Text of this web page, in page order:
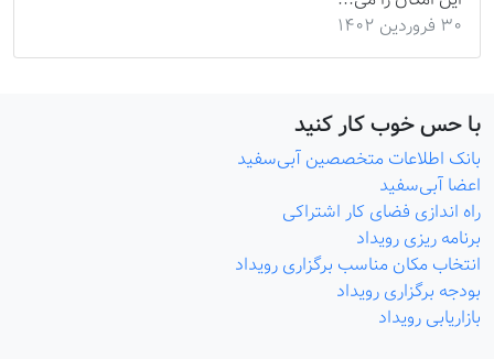
۳۰ فروردین ۱۴۰۲
با حس خوب کار کنید
بانک اطلاعات متخصصین آبی‌سفید
اعضا آبی‌سفید
راه اندازی فضای کار اشتراکی
برنامه ریزی رویداد
انتخاب مکان مناسب برگزاری رویداد
بودجه برگزاری رویداد
بازاریابی رویداد